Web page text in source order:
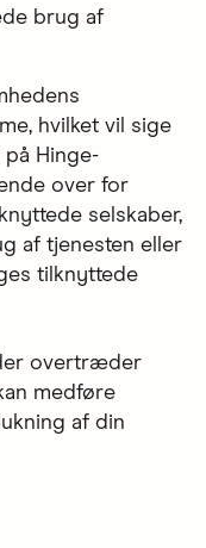
brug af
hvilket vil sige
Hinge-
over for
selskaber,
af tjenesten eller
tilknyttede
overtræder
medføre
af din